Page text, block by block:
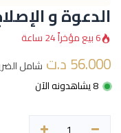
الدعوة و
6 بيع مؤخراً 24 ساعة
56.000د.ت شامل
8 يشاهدونه الآن